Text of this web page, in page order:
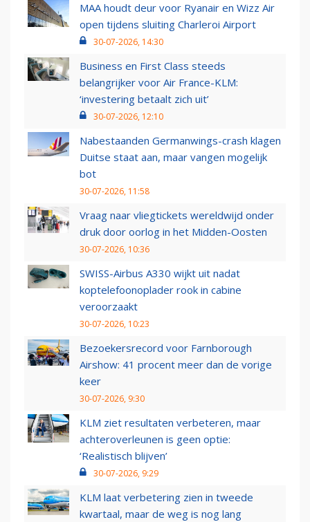
MAA houdt deur voor Ryanair en Wizz Air
open tijdens sluiting Charleroi Airport
30-07-2026, 14:30
Business en First Class steeds
belangrijker voor Air France-KLM:
‘investering betaalt zich uit’
30-07-2026, 12:10
Nabestaanden Germanwings-crash klagen
Duitse staat aan, maar vangen mogelijk
bot
30-07-2026, 11:58
Vraag naar vliegtickets wereldwijd onder
druk door oorlog in het Midden-Oosten
30-07-2026, 10:36
SWISS-Airbus A330 wijkt uit nadat
koptelefoonoplader rook in cabine
veroorzaakt
30-07-2026, 10:23
Bezoekersrecord voor Farnborough
Airshow: 41 procent meer dan de vorige
keer
30-07-2026, 9:30
KLM ziet resultaten verbeteren, maar
achteroverleunen is geen optie:
‘Realistisch blijven’
30-07-2026, 9:29
KLM laat verbetering zien in tweede
kwartaal, maar de weg is nog lang